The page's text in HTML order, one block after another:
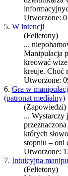
Utworzone:
5. W intencji
(Felietony)
...
Manipulacja
kreować
kreuje. Choć
Utworzone:
6. Gra w
(patronat medialny)
(Zapowiedzi)
... Wystarczy
których
stopniu – oni
Utworzone:
7. Intuicyjna
(Felietony)